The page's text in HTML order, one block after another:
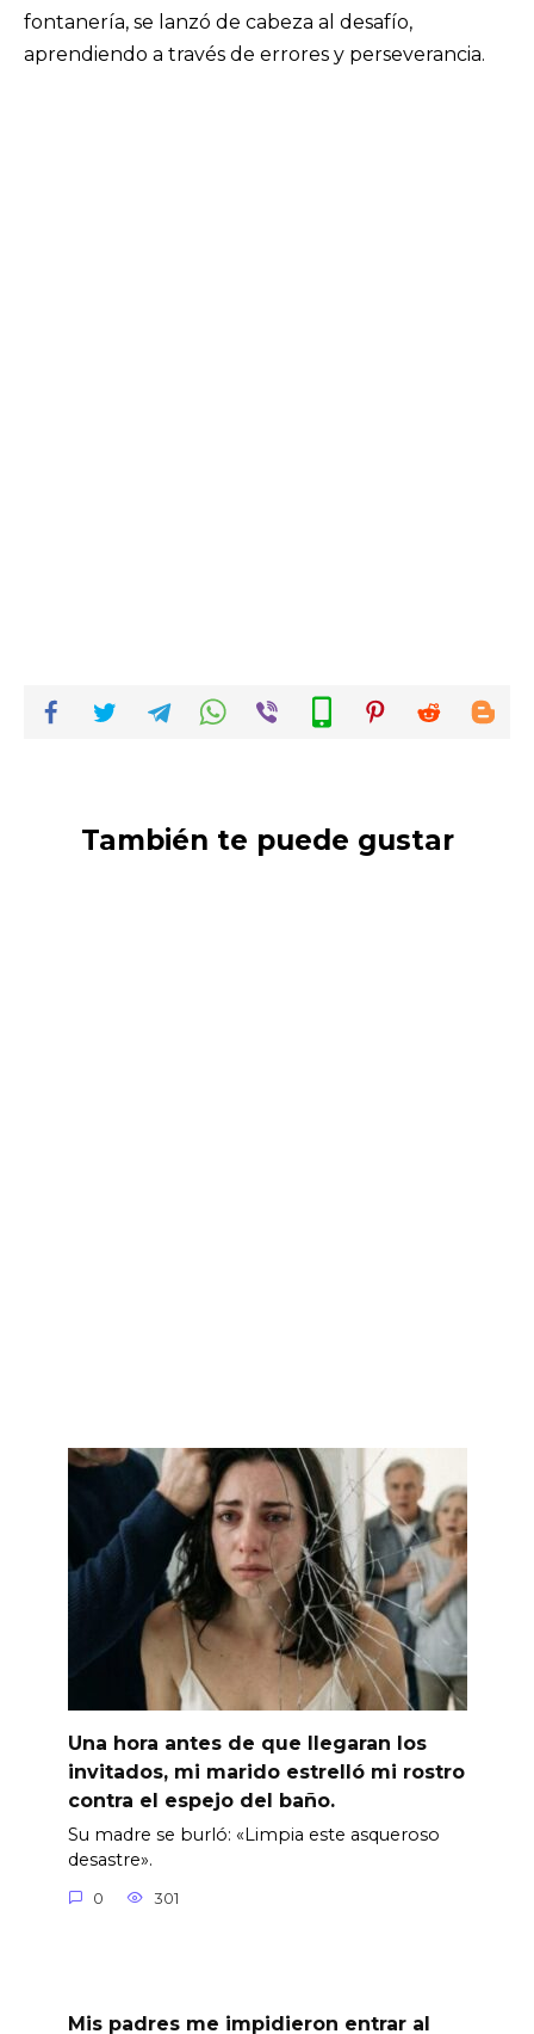
fontanería, se lanzó de cabeza al desafío,
aprendiendo a través de errores y perseverancia.
También te puede gustar
Una hora antes de que llegaran los
invitados, mi marido estrelló mi rostro
contra el espejo del baño.
Su madre se burló: «Limpia este asqueroso
desastre».
0 301
Mis padres me impidieron entrar al